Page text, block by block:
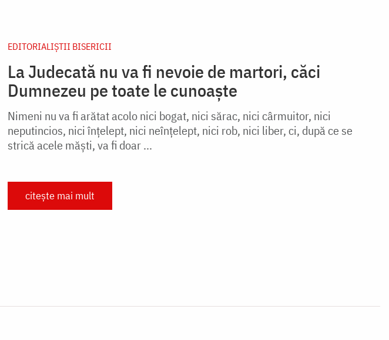
EDITORIALIȘTII BISERICII
La Judecată nu va fi nevoie de martori, căci
Dumnezeu pe toate le cunoaște
Nimeni nu va fi arătat acolo nici bogat, nici sărac, nici cârmuitor, nici
neputincios, nici înțelept, nici neînțelept, nici rob, nici liber, ci, după ce se
strică acele măști, va fi doar ...
citește mai mult